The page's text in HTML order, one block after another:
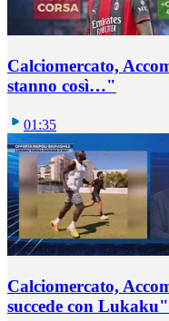
Calciomercato,
stanno così…"
01:35
Calciomercato,
succede con Lukaku"